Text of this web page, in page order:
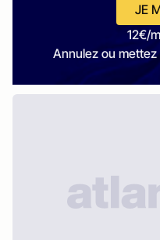
JE
12€/
Annulez ou